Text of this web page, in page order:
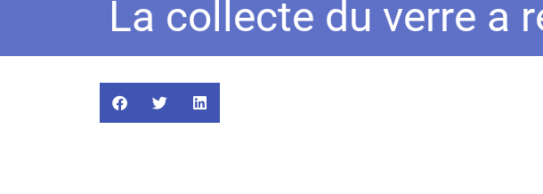
La collecte du verre a